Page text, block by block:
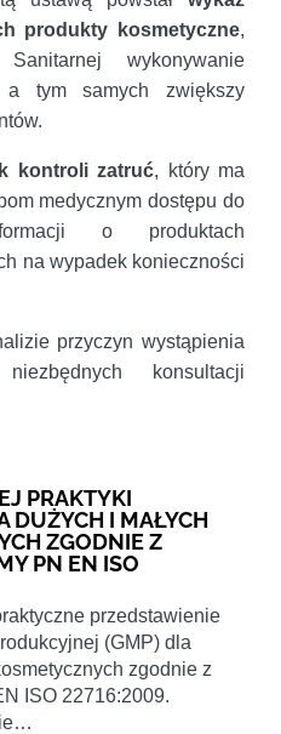
produkty kosmetyczne,
wykonywanie
a tym samych zwiększy
kontroli zatruć, który ma
medycznym dostępu do
o produktach
na wypadek konieczności
przyczyn wystąpienia
konsultacji
PRAKTYKI
DUŻYCH I MAŁYCH
ZGODNIE Z
PN EN ISO
przedstawienie
(GMP) dla
zgodnie z
ISO 22716:2009.